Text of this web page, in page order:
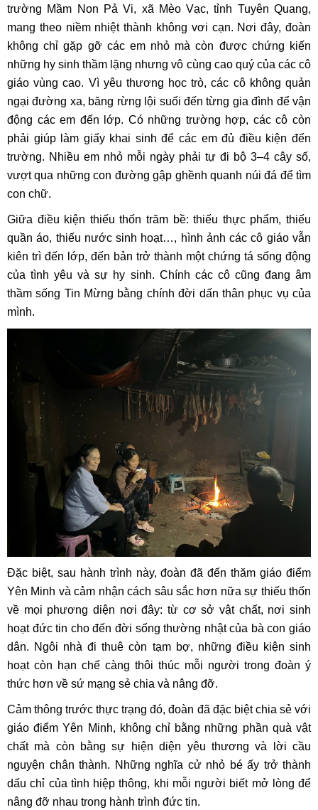
trường Mầm Non Pả Vi, xã Mèo Vạc, tỉnh Tuyên Quang,
mang theo niềm nhiệt thành không vơi cạn. Nơi đây, đoàn
không chỉ gặp gỡ các em nhỏ mà còn được chứng kiến
những hy sinh thầm lặng nhưng vô cùng cao quý của các cô
giáo vùng cao. Vì yêu thương học trò, các cô không quản
ngại đường xa, băng rừng lội suối đến từng gia đình để vận
động các em đến lớp. Có những trường hợp, các cô còn
phải giúp làm giấy khai sinh để các em đủ điều kiện đến
trường. Nhiều em nhỏ mỗi ngày phải tự đi bộ 3–4 cây số,
vượt qua những con đường gập ghềnh quanh núi đá để tìm
con chữ.
Giữa điều kiện thiếu thốn trăm bề: thiếu thực phẩm, thiếu
quần áo, thiếu nước sinh hoạt…, hình ảnh các cô giáo vẫn
kiên trì đến lớp, đến bản trở thành một chứng tá sống động
của tình yêu và sự hy sinh. Chính các cô cũng đang âm
thầm sống Tin Mừng bằng chính đời dấn thân phục vụ của
mình.
Đặc biệt, sau hành trình này, đoàn đã đến thăm giáo điểm
Yên Minh và cảm nhận cách sâu sắc hơn nữa sự thiếu thốn
về mọi phương diện nơi đây: từ cơ sở vật chất, nơi sinh
hoạt đức tin cho đến đời sống thường nhật của bà con giáo
dân. Ngôi nhà đi thuê còn tạm bợ, những điều kiện sinh
hoạt còn hạn chế càng thôi thúc mỗi người trong đoàn ý
thức hơn về sứ mạng sẻ chia và nâng đỡ.
Cảm thông trước thực trạng đó, đoàn đã đặc biệt chia sẻ với
giáo điểm Yên Minh, không chỉ bằng những phần quà vật
chất mà còn bằng sự hiện diện yêu thương và lời cầu
nguyện chân thành. Những nghĩa cử nhỏ bé ấy trở thành
dấu chỉ của tình hiệp thông, khi mỗi người biết mở lòng để
nâng đỡ nhau trong hành trình đức tin.